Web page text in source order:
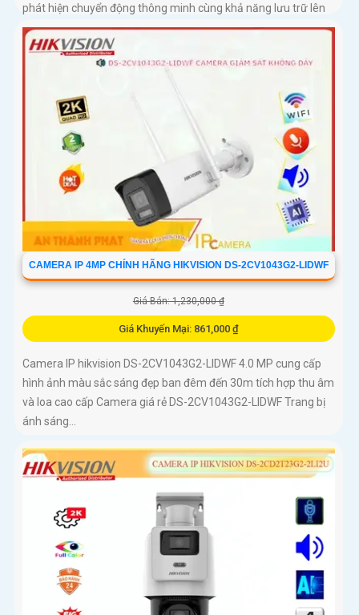
phát hiện chuyển động thông minh cùng khả năng lưu trữ lên
đến 512GB, camera giúp bạn kiểm soát an ninh dễ dàng mọi
lúc mọi nơi với thiết kế chuẩn IP66 chống nước và bụi hoạt
CAMERA IP 4MP CHÍNH HÃNG HIKVISION DS-2CV1043G2-LIDWF
Giá Bán: 1,230,000 ₫
Giá Khuyến Mại: 861,000 ₫
Camera IP hikvision DS-2CV1043G2-LIDWF 4.0 MP cung cấp
hình ảnh màu sắc sáng đẹp ban đêm đến 30m tích hợp thu âm
và loa cao cấp Camera giá rẻ DS-2CV1043G2-LIDWF Trang bị
ánh sáng...